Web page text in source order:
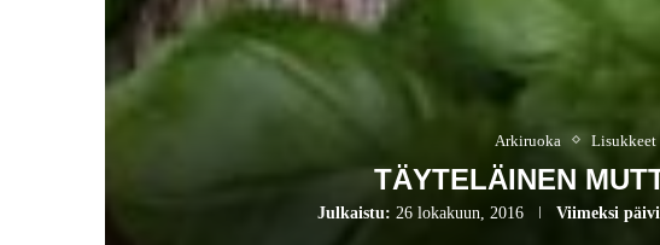
Arkiruoka Lisukkeet
TÄYTELÄINEN
Julkaistu: 26 lokakuun, 2016 Viimeksi